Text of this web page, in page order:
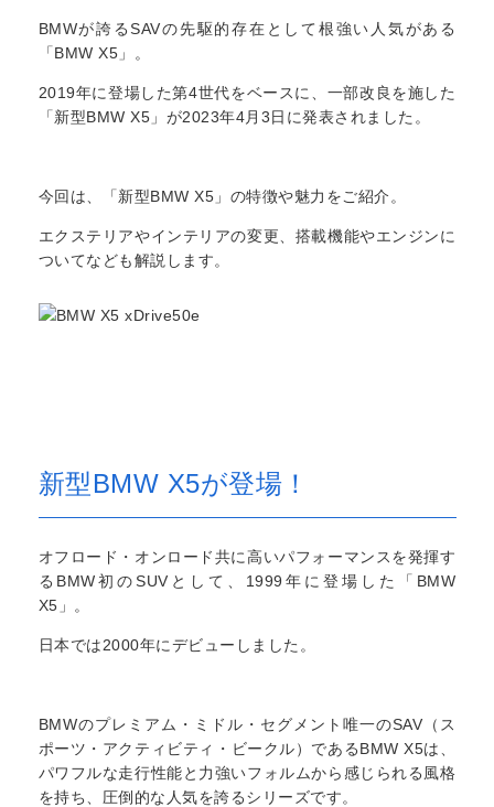
BMWが誇るSAVの先駆的存在として根強い人気がある
「BMW X5」。
2019年に登場した第4世代をベースに、一部改良を施した
「新型BMW X5」が2023年4月3日に発表されました。
今回は、「新型BMW X5」の特徴や魅力をご紹介。
エクステリアやインテリアの変更、搭載機能やエンジンに
ついてなども解説します。
新型BMW X5が登場！
オフロード・オンロード共に高いパフォーマンスを発揮す
るBMW初のSUVとして、1999年に登場した「BMW
X5」。
日本では2000年にデビューしました。
BMWのプレミアム・ミドル・セグメント唯一のSAV（ス
ポーツ・アクティビティ・ビークル）であるBMW X5は、
パワフルな走行性能と力強いフォルムから感じられる風格
を持ち、圧倒的な人気を誇るシリーズです。